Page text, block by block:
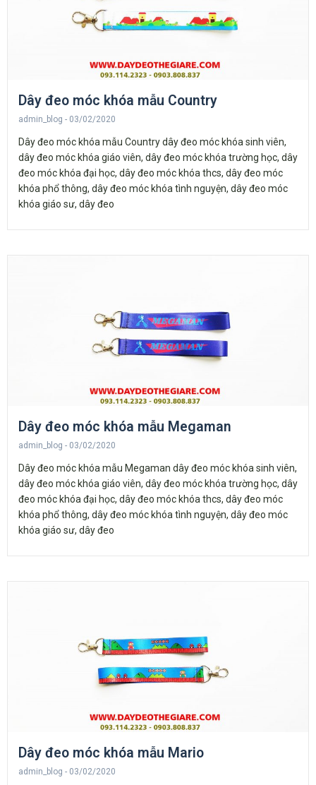
Dây đeo móc khóa mẫu Country
admin_blog 03/02/2020
Dây đeo móc khóa mẫu Country dây đeo móc khóa sinh viên,
dây đeo móc khóa giáo viên, dây đeo móc khóa trường học, dây
đeo móc khóa đại học, dây đeo móc khóa thcs, dây đeo móc
khóa phổ thông, dây đeo móc khóa tình nguyện, dây đeo móc
khóa giáo sư, dây đeo
Dây đeo móc khóa mẫu Megaman
admin_blog 03/02/2020
Dây đeo móc khóa mẫu Megaman dây đeo móc khóa sinh viên,
dây đeo móc khóa giáo viên, dây đeo móc khóa trường học, dây
đeo móc khóa đại học, dây đeo móc khóa thcs, dây đeo móc
khóa phổ thông, dây đeo móc khóa tình nguyện, dây đeo móc
khóa giáo sư, dây đeo
Dây đeo móc khóa mẫu Mario
admin_blog 03/02/2020